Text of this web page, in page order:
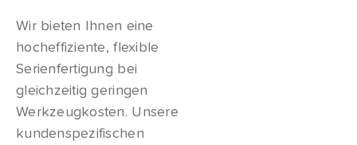
Wir bieten Ihnen eine
hocheffiziente, flexible
Serienfertigung bei
gleichzeitig geringen
Werkzeugkosten. Unsere
kundenspezifischen